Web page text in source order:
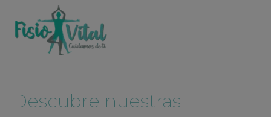
TIENDA
Descubre nuestras